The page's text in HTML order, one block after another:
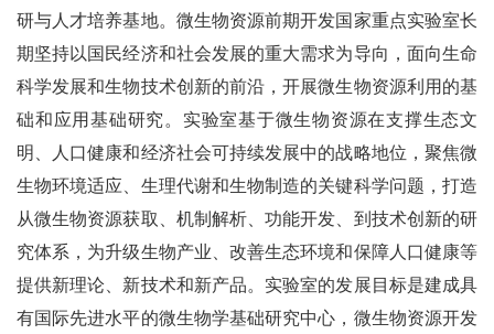
研与人才培养基地。微生物资源前期开发国家重点实验室长
期坚持以国民经济和社会发展的重大需求为导向，面向生命
科学发展和生物技术创新的前沿，开展微生物资源利用的基
础和应用基础研究。实验室基于微生物资源在支撑生态文
明、人口健康和经济社会可持续发展中的战略地位，聚焦微
生物环境适应、生理代谢和生物制造的关键科学问题，打造
从微生物资源获取、机制解析、功能开发、到技术创新的研
究体系，为升级生物产业、改善生态环境和保障人口健康等
提供新理论、新技术和新产品。实验室的发展目标是建成具
有国际先进水平的微生物学基础研究中心，微生物资源开发